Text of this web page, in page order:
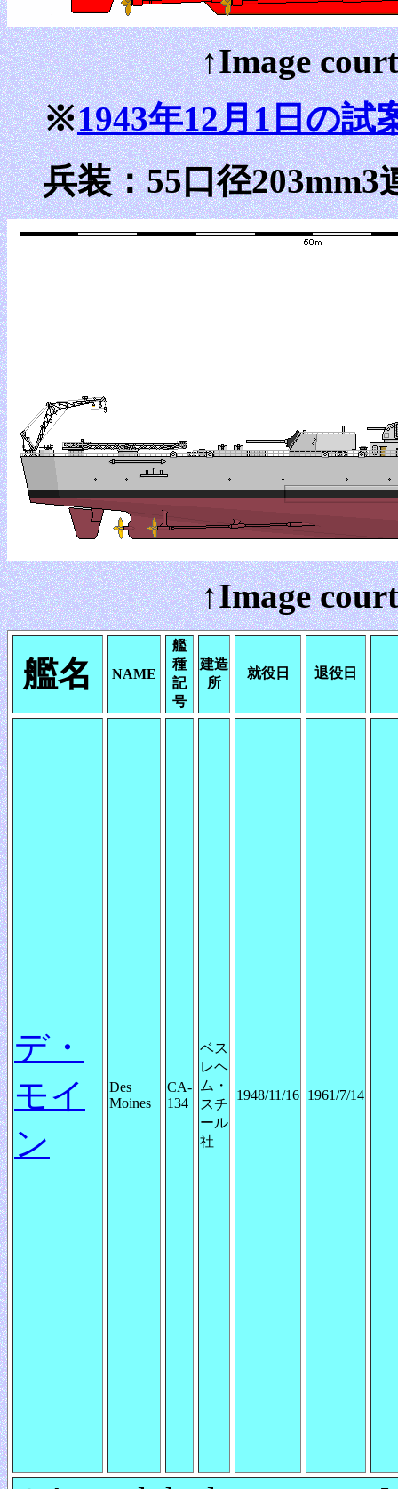
↑Image
※1943年12月1日の試
兵装：55口径203mm3
↑Image
艦名 NAME
艦
種
記
号
建造
所
就役日 退役日
デ・
モイ
ン
Des
Moines
CA-
134
ベス
レヘ
ム・
スチ
ール
社
1948/11/16 1961/7/14